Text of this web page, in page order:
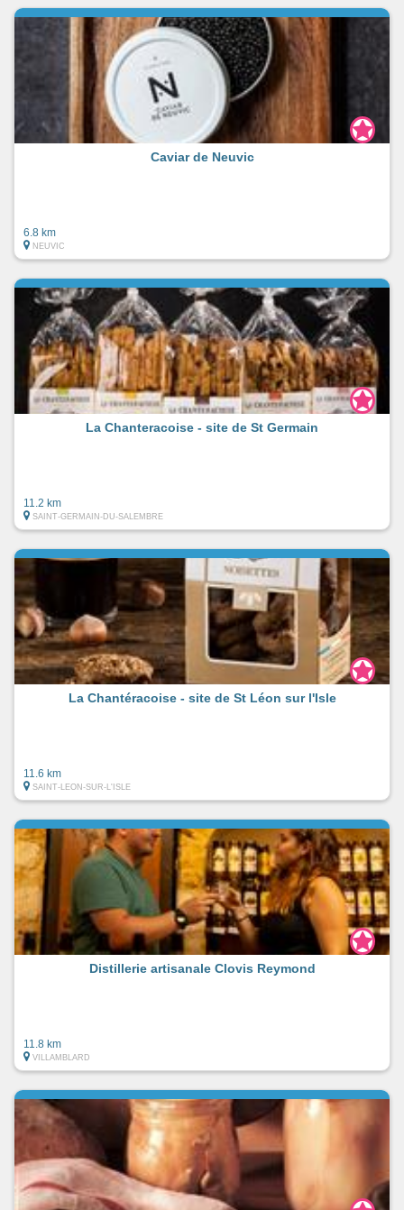
Caviar de Neuvic
6.8 km
NEUVIC
La Chanteracoise - site de St Germain
11.2 km
SAINT-GERMAIN-DU-SALEMBRE
La Chantéracoise - site de St Léon sur l'Isle
11.6 km
SAINT-LEON-SUR-L'ISLE
Distillerie artisanale Clovis Reymond
11.8 km
VILLAMBLARD